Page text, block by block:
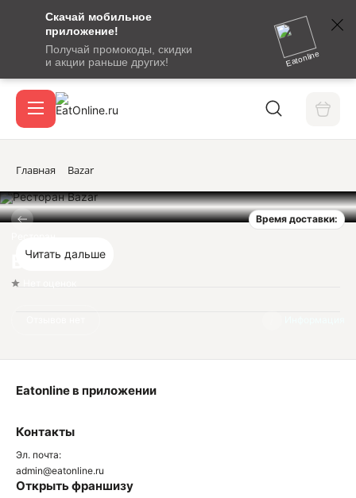
Скачай мобильное
приложение!
Получай промокоды, скидки
и акции раньше других!
Eatonline
сообщение
кодом
подтверждения
Акции
Главная Bazar
Время доставки:
Bazar
Читать дальше
Контакты
Эл. почта:
admin@eatonline.ru
Открыть франшизу
Eatonline в приложении